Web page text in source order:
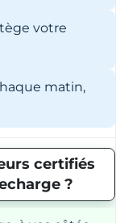
votre
matin,
certifiés
?